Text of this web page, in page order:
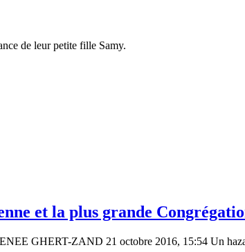
de leur petite fille Samy.
et la plus grande
GHERT-ZAND 21 octobre 2016, 15:54 Un